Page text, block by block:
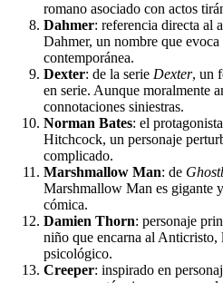
romano asociado con actos
Dahmer: referencia directa al
Dahmer, un nombre que
contemporánea.
Dexter: de la serie Dexter, un
en serie. Aunque moralmente
connotaciones siniestras.
Norman Bates: el
Hitchcock, un personaje
complicado.
Marshmallow Man: de
Marshmallow Man es gigante
cómica.
Damien Thorn: personaje
niño que encarna al
psicológico.
Creeper: inspirado en